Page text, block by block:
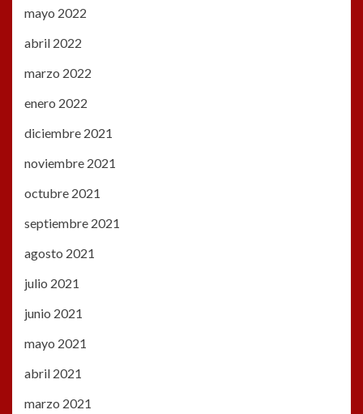
mayo 2022
abril 2022
marzo 2022
enero 2022
diciembre 2021
noviembre 2021
octubre 2021
septiembre 2021
agosto 2021
julio 2021
junio 2021
mayo 2021
abril 2021
marzo 2021